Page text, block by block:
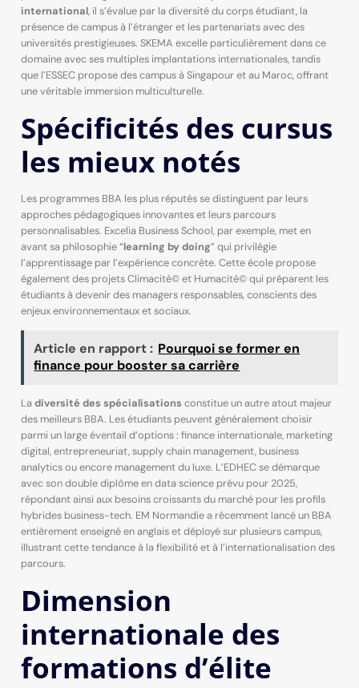
international, il s’évalue par la diversité du corps étudiant, la
présence de campus à l’étranger et les partenariats avec des
universités prestigieuses. SKEMA excelle particulièrement dans ce
domaine avec ses multiples implantations internationales, tandis
que l’ESSEC propose des campus à Singapour et au Maroc, offrant
une véritable immersion multiculturelle.
Spécificités des cursus
les mieux notés
Les programmes BBA les plus réputés se distinguent par leurs
approches pédagogiques innovantes et leurs parcours
personnalisables. Excelia Business School, par exemple, met en
avant sa philosophie “learning by doing” qui privilégie
l’apprentissage par l’expérience concrète. Cette école propose
également des projets Climacité© et Humacité© qui préparent les
étudiants à devenir des managers responsables, conscients des
enjeux environnementaux et sociaux.
Article en rapport : Pourquoi se former en
finance pour booster sa carrière
Ladiversité des spécialisations constitue un autre atout majeur
des meilleurs BBA. Les étudiants peuvent généralement choisir
parmi un large éventail d’options : finance internationale, marketing
digital, entrepreneuriat, supply chain management, business
analytics ou encore management du luxe. L’EDHEC se démarque
avec son double diplôme en data science prévu pour 2025,
répondant ainsi aux besoins croissants du marché pour les profils
hybrides business-tech. EM Normandie a récemment lancé un BBA
entièrement enseigné en anglais et déployé sur plusieurs campus,
illustrant cette tendance à la flexibilité et à l’internationalisation des
parcours.
Dimension
internationale des
formations d’élite